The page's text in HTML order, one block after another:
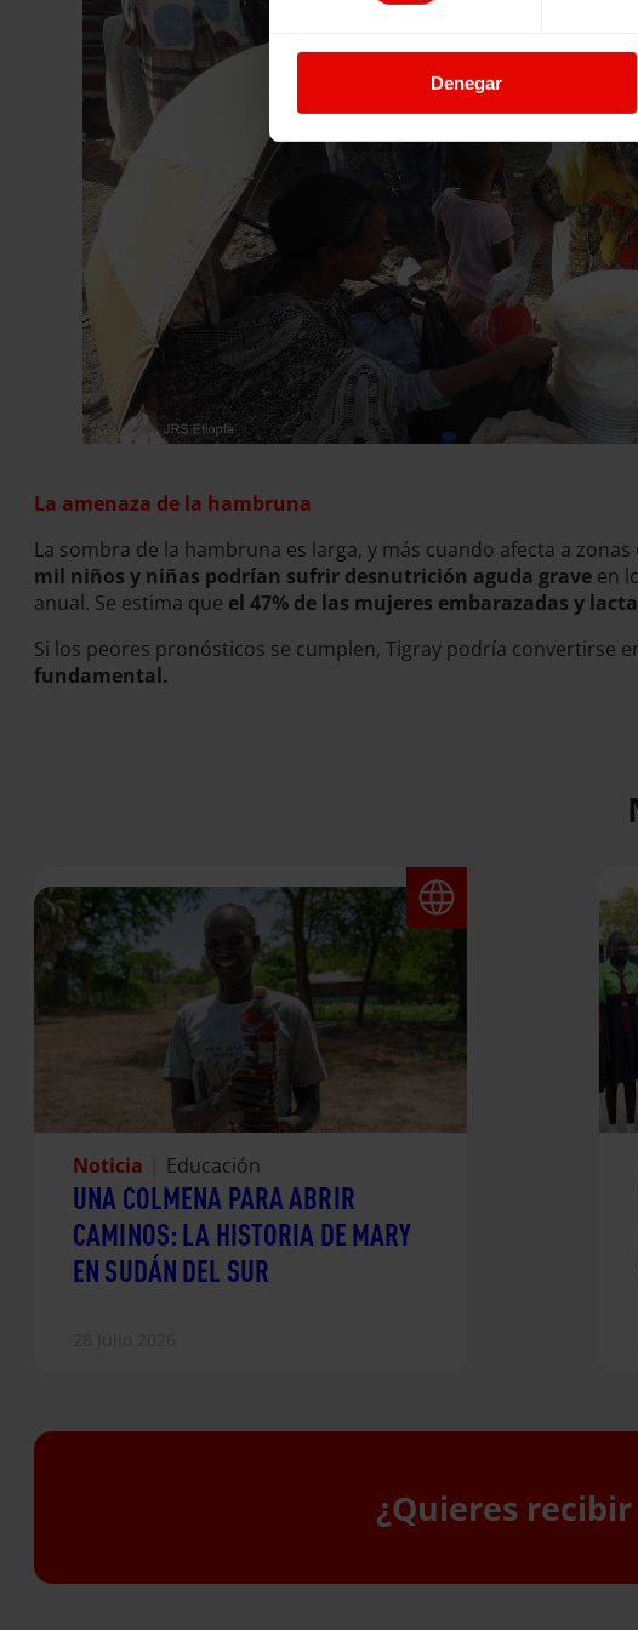
Denegar
La amenaza de la hambruna
La sombra de la hambruna es larga, y más cuando afecta a
mil niños y niñas podrían sufrir desnutrición aguda grave en
anual. Se estima que el 47% de las mujeres embarazadas y
Si los peores pronósticos se cumplen, Tigray podría convertirse
fundamental.
Noticia Educación
UNA COLMENA PARA ABRIR
CAMINOS: LA HISTORIA DE MARY
EN SUDÁN DEL SUR
¿Quieres